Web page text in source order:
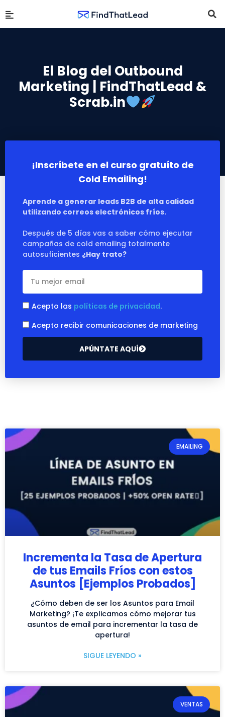
El Blog del Outbound
Marketing | FindThatLead &
Scrab.in
¡Inscríbete en el curso gratuíto de
Cold Emailing!
Aprende a generar leads B2B de alta calidad
utilizando correos electrónicos fríos.
Después de 5 días vas a saber cómo ejecutar
campañas de cold emailing totalmente
autosuficientes ¿Hay trato?
Acepto las políticas de privacidad.
Acepto recibir comunicaciones de marketing
APÚNTATE AQUÍ
EMAILING
Incrementa la Tasa de Apertura
de tus Emails Fríos con estos
Asuntos [Ejemplos Probados]
¿Cómo deben de ser los Asuntos para Email
Marketing? ¡Te explicamos cómo mejorar tus
asuntos de email para incrementar la tasa de
apertura!
SIGUE LEYENDO »
VENTAS